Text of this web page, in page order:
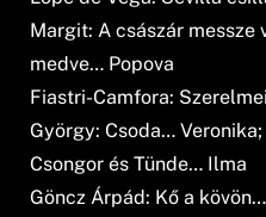
Margit: A császár messze
medve… Popova
Fiastri-Camfora:
György: Csoda…
Csongor és Tünde… Ilma
Göncz Árpád: Kő a